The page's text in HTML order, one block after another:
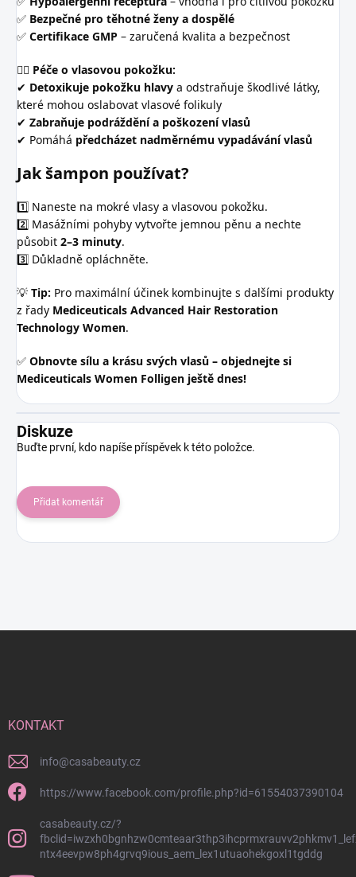
✅ Bezpečné pro těhotné ženy a dospělé
✅ Certifikace GMP – zaručená kvalita a bezpečnost
💆‍♀️ Péče o vlasovou pokožku:
✔ Detoxikuje pokožku hlavy a odstraňuje škodlivé látky,
které mohou oslabovat vlasové folikuly
✔ Zabraňuje podráždění a poškození vlasů
✔ Pomáhá předcházet nadměrnému vypadávání vlasů
Jak šampon používat?
1️⃣ Naneste na mokré vlasy a vlasovou pokožku.
2️⃣ Masážními pohyby vytvořte jemnou pěnu a nechte
působit 2–3 minuty.
3️⃣ Důkladně opláchněte.
💡 Tip: Pro maximální účinek kombinujte s dalšími produkty
z řady Mediceuticals Advanced Hair Restoration
Technology Women.
✅ Obnovte sílu a krásu svých vlasů – objednejte si
Mediceuticals Women Folligen ještě dnes!
Diskuze
Buďte první, kdo napíše příspěvek k této položce.
Přidat komentář
KONTAKT
info@casabeauty.cz
https://www.facebook.com/profile.php?id=61554037390104
casabeauty.cz/?
ntx4eevpw8ph4grvq9ious_aem_lex1utuaohekgoxl1tgddg